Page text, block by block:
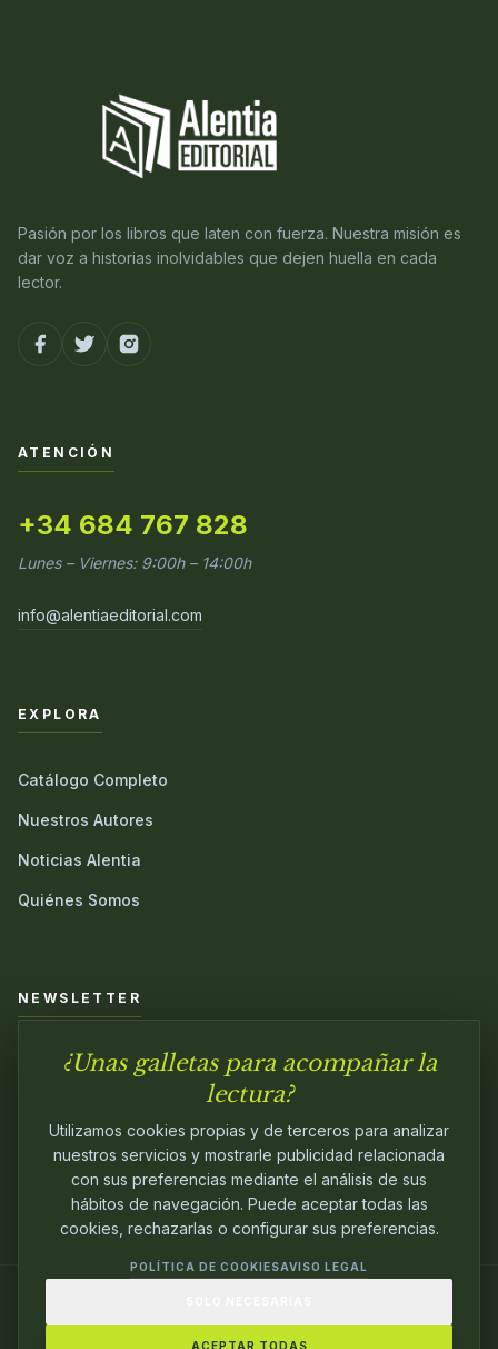
Pasión por los libros que laten con fuerza. Nuestra misión es
dar voz a historias inolvidables que dejen huella en cada
lector.
ATENCIÓN
+34 684 767 828
Lunes – Viernes: 9:00h – 14:00h
info@alentiaeditorial.com
EXPLORA
Catálogo Completo
Nuestros Autores
Noticias Alentia
Quiénes Somos
NEWSLETTER
Únete a nuestra comunidad y sé el primero en conocer las
PASIÓN.
¿Unas galletas para acompañar la
lectura?
Utilizamos cookies propias y de terceros para analizar
nuestros servicios y mostrarle publicidad relacionada
con sus preferencias mediante el análisis de sus
hábitos de navegación. Puede aceptar todas las
cookies, rechazarlas o configurar sus preferencias.
POLÍTICA DE COOKIESAVISO LEGAL
ACEPTAR TODAS